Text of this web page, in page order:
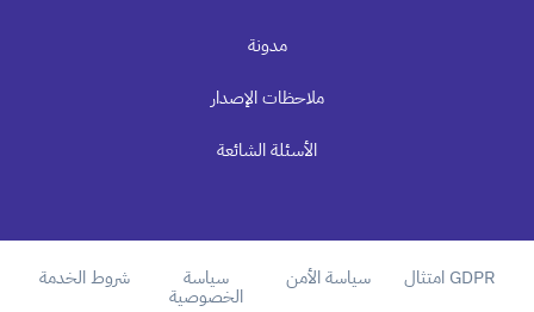
مدونة
ملاحظات الإصدار
الأسئلة الشائعة
شروط الخدمة سياسة
الخصوصية
سياسة الأمن امتثال GDPR